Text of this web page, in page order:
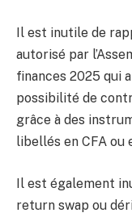
Il est inutile de
autorisé par
finances 2025 qui
possibilité de
grâce à des
libellés en CFA ou
Il est également
return swap ou